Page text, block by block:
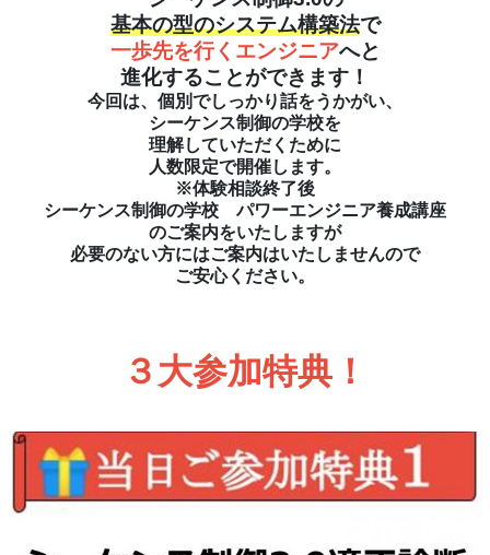
基本の型のシステム構築法で
一歩先を行くエンジニアへと
進化することができます！
今回は、個別でしっかり話をうかがい、
シーケンス制御の学校を
理解していただくために
人数限定で開催します。
※体験相談終了後
シーケンス制御の学校 パワーエンジニア養成講座
のご案内をいたしますが
必要のない方にはご案内はいたしませんので
ご安心ください。
３大参加特典！